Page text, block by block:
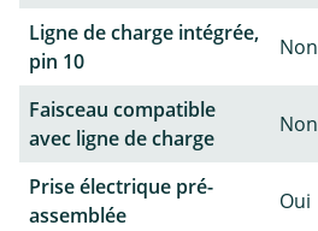
Ligne de charge intégrée,
pin 10
Non
Faisceau compatible
avec ligne de charge
Non
Prise électrique pré-
assemblée
Oui